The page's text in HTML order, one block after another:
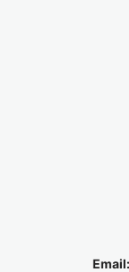
Email: